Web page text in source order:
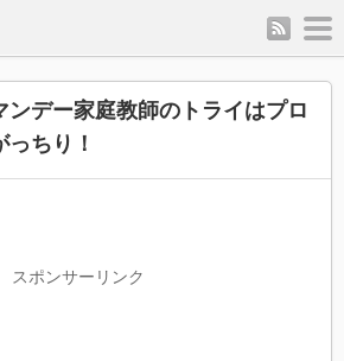
rss
ンデー家庭教師のトライはプロ
ちり！
スポンサーリンク